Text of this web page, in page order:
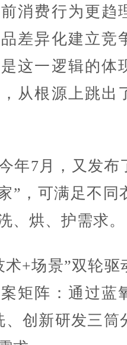
消费行为更趋
差异化建立竞
这一逻辑的体
从根源上跳出
7月，又发布
”，可满足不同
、烘、护需求。
+场景”双轮驱
矩阵：通过蓝
、创新研发三筒